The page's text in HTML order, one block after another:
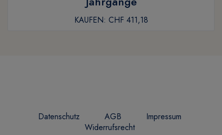
KAUFEN: CHF 411,18
Datenschutz AGB
Impressum
Widerrufsrecht